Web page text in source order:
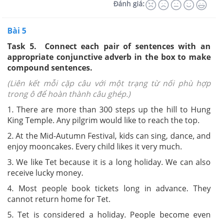
Đánh giá:
Bài 5
Task 5. Connect each pair of sentences with an
appropriate conjunctive adverb in the box to make
compound sentences.
(Liên kết mỗi cặp câu với một trạng từ nối phù hợp
trong ô để hoàn thành câu ghép.)
1. There are more than 300 steps up the hill to Hung
King Temple. Any pilgrim would like to reach the top.
2. At the Mid-Autumn Festival, kids can sing, dance, and
enjoy mooncakes. Every child likes it very much.
3. We like Tet because it is a long holiday. We can also
receive lucky money.
4. Most people book tickets long in advance. They
cannot return home for Tet.
5. Tet is considered a holiday. People become even